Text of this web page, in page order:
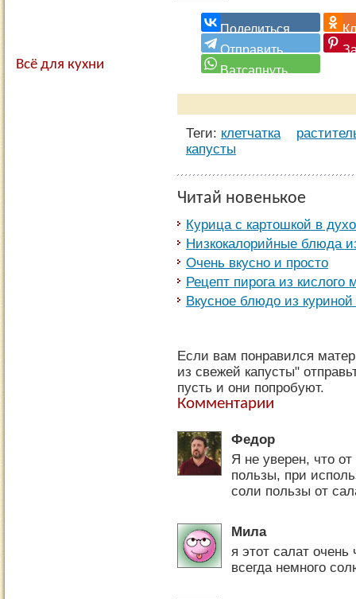
Теги: клетчатка
капусты
Читай новенькое
Курица с картошкой в
Низкокалорийные блюда
Очень вкусно и просто
Рецепт пирога из кислого
Вкусное блюдо из куриной
Если вам понравился
из свежей капусты"
пусть и они попробуют.
Комментарии
Федор
Я не уверен, что
пользы, при
соли пользы от
Мила
я этот салат
всегда немного
Всё для кухни